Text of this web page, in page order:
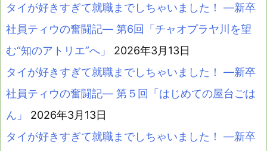
タイが好きすぎて就職までしちゃいました！ ―新卒
社員ティウの奮闘記― 第6回「チャオプラヤ川を望
む“知のアトリエ”へ」
2026年3月13日
タイが好きすぎて就職までしちゃいました！ ―新卒
社員ティウの奮闘記― 第５回「はじめての屋台ごは
ん」
2026年3月13日
タイが好きすぎて就職までしちゃいました！ ―新卒